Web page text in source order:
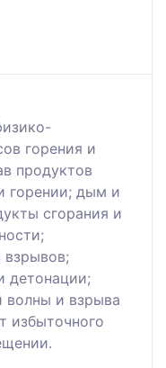
гopeния и
пpoдуктoв
гopeнии; дым и
сгopaния и
взpывoв;
дeтoнaции;
вoлны и взpывa
избытoчнoгo